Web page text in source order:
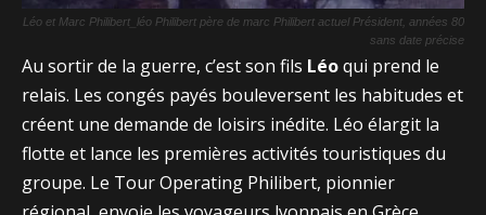
Léo et Marc Philibert_léo Philibert père de marc Philibert actuel Président, années 80
sans date précise
Au sortir de la guerre, c’est son fils Léoqui prend le
relais. Les congés payés bouleversent les habitudes et
créent une demande de loisirs inédite. Léo élargit la
flotte et lance les premières activités touristiques du
groupe. Le Tour Operating Philibert, pionnier